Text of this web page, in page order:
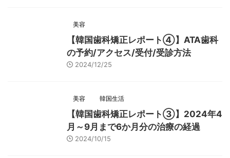
美容
【韓国歯科矯正レポート➃】ATA歯科
の予約/アクセス/受付/受診方法
2024/12/25
美容 韓国生活
【韓国歯科矯正レポート➂】2024年4
月～9月まで6か月分の治療の経過
2024/10/15